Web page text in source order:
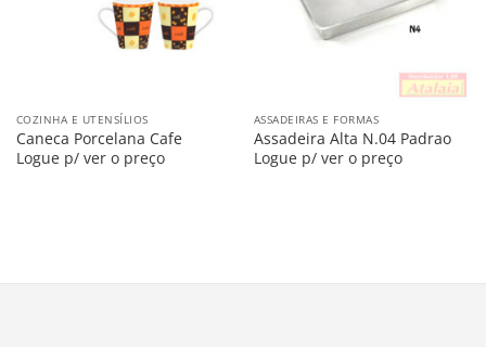
COZINHA E UTENSÍLIOS
Caneca Porcelana Cafe
Logue p/ ver o preço
ASSADEIRAS E FORMAS
Assadeira Alta N.04 Padrao
Logue p/ ver o preço